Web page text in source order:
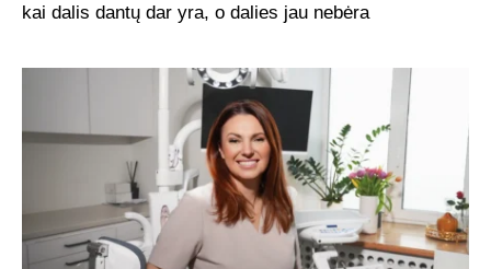
kai dalis dantų dar yra, o dalies jau nebėra